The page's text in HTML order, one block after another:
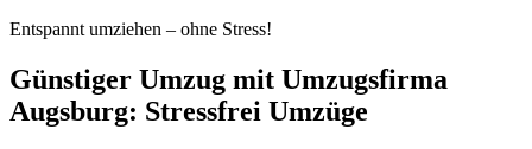
Entspannt umziehen – ohne Stress!
Günstiger Umzug mit Umzugsfirma
Augsburg: Stressfrei Umzüge